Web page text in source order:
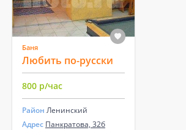
Баня
Любить по-русски
800 р/час
Район Ленинский
Адрес Панкратова, 32б